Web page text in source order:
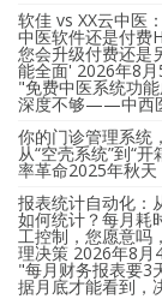
软佳 vs XX云中医
中医软件还是付费
您会升级付费还是
能全面' 2026年8
"免费中医系统功
深度不够——中西
你的门诊管理系统
从“空壳系统”到“
率革命2025年秋
报表统计自动化：
如何统计？每月耗
工控制，您愿意吗
理决策 2026年8月
"每月财务报表要3
据月底才能看到